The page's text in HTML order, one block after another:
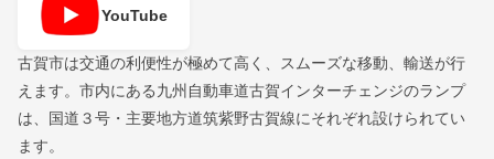
YouTube
古賀市は交通の利便性が極めて高く、スムーズな移動、輸送が行
えます。市内にある九州自動車道古賀インターチェンジのランプ
は、国道３号・主要地方道筑紫野古賀線にそれぞれ設けられてい
ます。